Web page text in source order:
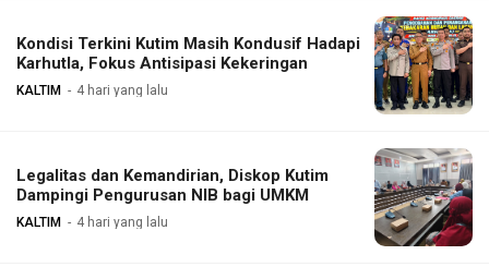
Kondisi Terkini Kutim Masih Kondusif Hadapi
Karhutla, Fokus Antisipasi Kekeringan
KALTIM 4 hari yang lalu
Legalitas dan Kemandirian, Diskop Kutim
Dampingi Pengurusan NIB bagi UMKM
KALTIM 4 hari yang lalu